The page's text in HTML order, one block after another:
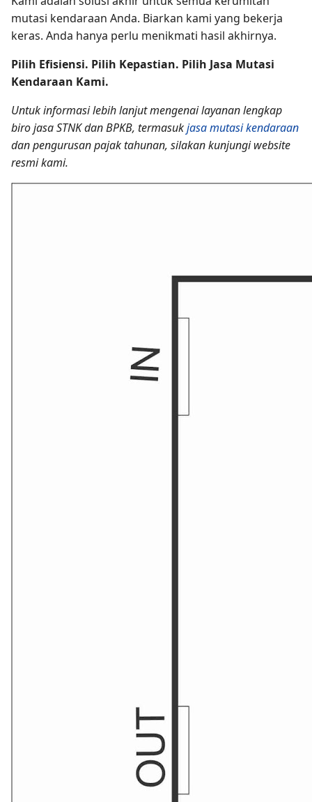
mutasi kendaraan Anda. Biarkan kami yang bekerja
keras. Anda hanya perlu menikmati hasil akhirnya.
Pilih Efisiensi. Pilih Kepastian. Pilih Jasa Mutasi
Kendaraan Kami.
Untuk informasi lebih lanjut mengenai layanan lengkap
biro jasa STNK dan BPKB, termasukjasa mutasi kendaraan
dan pengurusan pajak tahunan, silakan kunjungi website
resmi kami.